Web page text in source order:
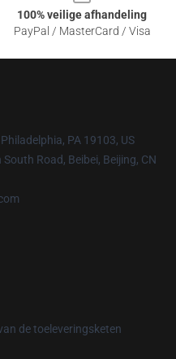
100% veilige afhandeling
PayPal / MasterCard / Visa
PA 19103, US
Road, Beibei, Beijing, CN
de toeleveringsketen